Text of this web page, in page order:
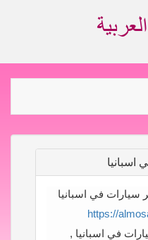
اسبانيا
سيارات في اسبانيا
https://
في اسبانيا ,